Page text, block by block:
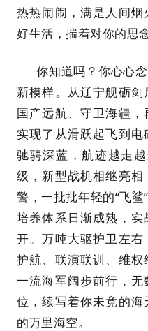
热热闹闹，满是人间
好生活，揣着对你的思
你知道吗？你心心念
新模样。从辽宁舰砺
国产远航、守卫海疆
实现了从滑跃起飞到
驰骋深蓝，航迹越走
级，新型战机相继亮
警，一批批年轻的“飞
培养体系日渐成熟，
开。万吨大驱护卫左
护航、联演联训、维
一流海军阔步前行，
位，续写着你未竟的
的万里海空。